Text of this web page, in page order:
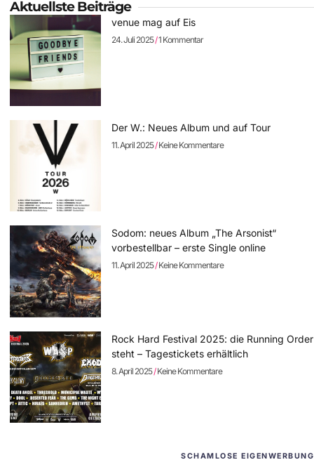
Aktuellste Beiträge
venue mag auf Eis
24. Juli 2025 1 Kommentar
Der W.: Neues Album und auf Tour
11. April 2025 Keine Kommentare
Sodom: neues Album „The Arsonist“
vorbestellbar – erste Single online
11. April 2025 Keine Kommentare
Rock Hard Festival 2025: die Running Order
steht – Tagestickets erhältlich
8. April 2025 Keine Kommentare
SCHAMLOSE EIGENWERBUNG